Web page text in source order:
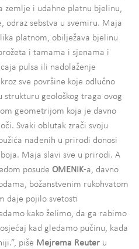
zemlje i udahne platnu bjelinu,
odraz sebstva u svemiru. Maja
platnom, obilježava bjelinu
i tamama i sjenama i
pulsa ili nadolaženje
sve površine koje odlučno
strukturu geološkog traga ovog
geometrijom koja je davno
Svaki oblutak zrači svoju
nađenih u prirodi donosi
Maja slavi sve u prirodi. A
posude OMENIK-a, davno
božanstvenim rukohvatom
daje pojilo svetosti
kako želimo, da ga rabimo
kad gledamo pučinu, kada
piše Mejrema Reuter u